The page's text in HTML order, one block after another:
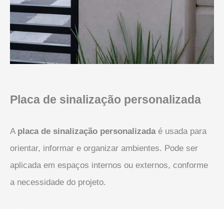
Placa de sinalização personalizada
A placa de sinalização personalizadaé usada para
orientar, informar e organizar ambientes. Pode ser
aplicada em espaços internos ou externos, conforme
a necessidade do projeto.